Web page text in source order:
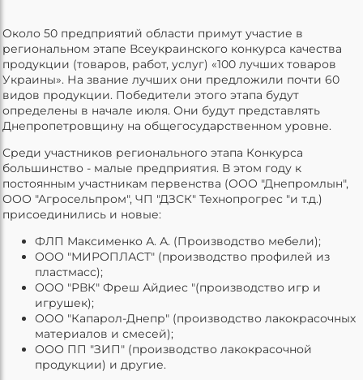
Около 50 предприятий области примут участие в
региональном этапе Всеукраинского конкурса качества
продукции (товаров, работ, услуг) «100 лучших товаров
Украины». На звание лучших они предложили почти 60
видов продукции. Победители этого этапа будут
определены в начале июля. Они будут представлять
Днепропетровщину на общегосударственном уровне.
Среди участников регионального этапа Конкурса
большинство - малые предприятия. В этом году к
постоянным участникам первенства (ООО "Днепромлын",
ООО "Агросельпром", ЧП "ДЗСК" Технопрогрес "и т.д.)
присоединились и новые:
ФЛП Максименко А. А. (Производство мебели);
ООО "МИРОПЛАСТ" (производство профилей из
пластмасс);
ООО "РВК" Фреш Айдиес "(производство игр и
игрушек);
ООО "Капарол-Днепр" (производство лакокрасочных
материалов и смесей);
ООО ПП "ЗИП" (производство лакокрасочной
продукции) и другие.